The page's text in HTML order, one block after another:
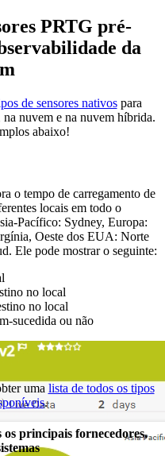
PRTG pré-
da
de sensores nativospara
nuvem e na nuvem híbrida.
abaixo!
o tempo de carregamento de
locais em todo o
Pacífico: Sydney, Europa:
Oeste dos EUA: Norte
Ele pode mostrar o seguinte:
no local
no local
sucedida ou não
uma lista de todos os tipos
.
principais fornecedores,